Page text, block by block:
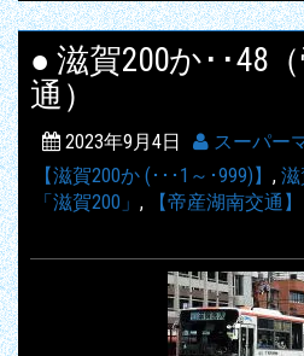
● 滋賀200か･･48
通）
2023年9月4日
スーパー
【滋賀200か (･･･1～･999)】 , 滋
「滋賀200」 , 【帝産湖南交通】